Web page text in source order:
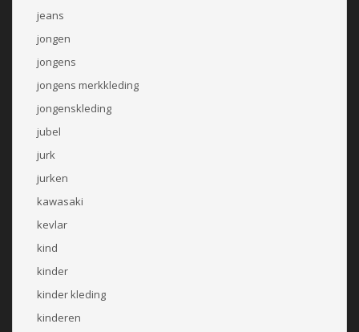
jeans
jongen
jongens
jongens merkkleding
jongenskleding
jubel
jurk
jurken
kawasaki
kevlar
kind
kinder
kinder kleding
kinderen